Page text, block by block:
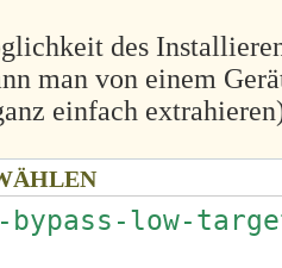
des
man von einem
einfach
low-